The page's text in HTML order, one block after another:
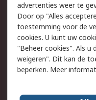
Wettelijk
Cookiebeleid
Privacybeleid
Algemene
Over RS
advertenties weer te
Door op "Alles
toestemming voor de
cookies. U kunt uw
"Beheer cookies". Als u
weigeren". Dit kan de
beperken. Meer